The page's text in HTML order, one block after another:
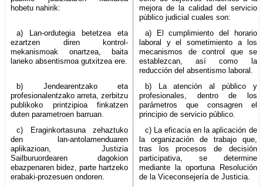
hobetu nahirik:
mejora de la calidad del servicio
público judicial cuales son:
a) Lan-ordutegia betetzea eta
ezartzen diren kontrol-
mekanismoak onartzea, baita
laneko absentismoa gutxitzea ere.
a) El cumplimiento del horario
laboral y el sometimiento a los
mecanismos de control que se
establezcan, así como la
reducción del absentismo laboral.
b) Jendearentzako eta
profesionalentzako arreta, zerbitzu
publikoko printzipioa finkatzen
duten parametroen barruan.
b) La atención al público y
profesionales, dentro de los
parámetros que consagren el
principio de servicio público.
c) Eraginkortasuna zehaztuko
den lan-antolamenduaren
aplikazioan, Justizia
Sailburuordearen dagokion
ebazpenaren bidez, parte hartzeko
erabaki-prozesuen ondoren.
c) La eficacia en la aplicación de
la organización de trabajo que,
tras los procesos de decisión
participativa, se determine
mediante la oportuna Resolución
de la Viceconsejería de Justicia.